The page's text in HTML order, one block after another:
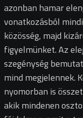
azonban hamar
vonatkozásból
közösség, majd
figyelmünket. Az
szegénység
mind megjelennek.
nyomorban is
akik mindenen